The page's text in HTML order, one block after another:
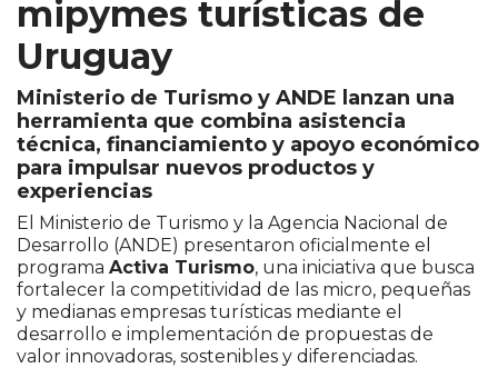
mipymes turísticas de
Uruguay
Ministerio de Turismo y ANDE lanzan una
herramienta que combina asistencia
técnica, financiamiento y apoyo económico
para impulsar nuevos productos y
experiencias
El Ministerio de Turismo y la Agencia Nacional de
Desarrollo (ANDE) presentaron oficialmente el
programa Activa Turismo, una iniciativa que busca
fortalecer la competitividad de las micro, pequeñas
y medianas empresas turísticas mediante el
desarrollo e implementación de propuestas de
valor innovadoras, sostenibles y diferenciadas.